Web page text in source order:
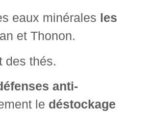
eaux minérales les
et Thonon.
des thés.
anti-
le déstockage